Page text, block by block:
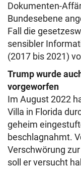
Dokumenten-
Bundesebene
Fall die
sensibler
(2017 bis 2021)
Trump wurde
vorgeworfen
Im August 2022
Villa in Florida
geheim
beschlagnahmt.
Verschwörung
soll er versucht